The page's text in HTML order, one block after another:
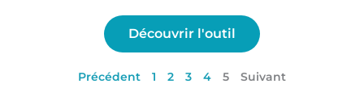
Découvrir l'outil
Précédent 1 2 3 4 5 Suivant